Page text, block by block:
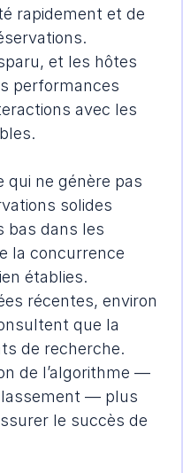
rapidement et de
et les hôtes
performances
avec les
qui ne génère pas
solides
bas dans les
la concurrence
établies.
récentes, environ
que la
de recherche.
de l’algorithme —
— plus
le succès de